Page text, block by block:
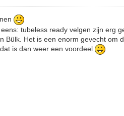
tubeless ready velgen zijn erg
Bülk. Het is een enorm gevecht om
is dan weer een voordeel